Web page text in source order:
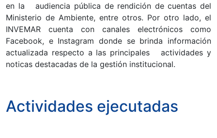
en la audiencia pública de rendición de cuentas del
Ministerio de Ambiente, entre otros. Por otro lado, el
INVEMAR cuenta con canales electrónicos como
Facebook, e Instagram donde se brinda información
actualizada respecto a las principales actividades y
noticas destacadas de la gestión institucional.
Actividades ejecutadas